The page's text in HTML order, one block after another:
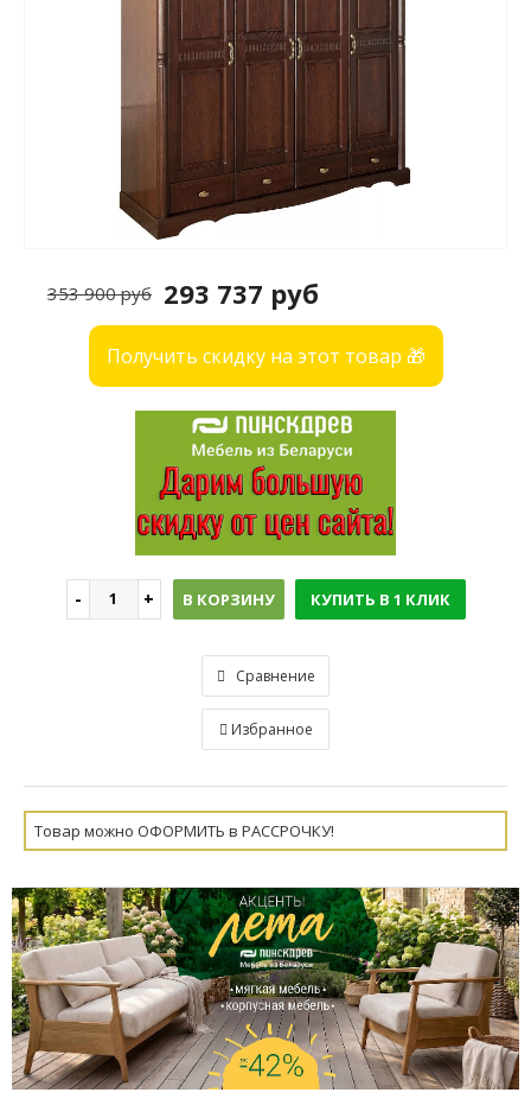
293 737 руб
353 900 руб
Получить скидку на этот товар 🎁
В КОРЗИНУ КУПИТЬ В 1 КЛИК
Сравнение
Избранное
Товар можно ОФОРМИТЬ в РАССРОЧКУ!